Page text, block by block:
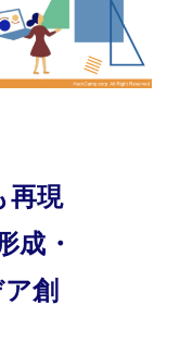
再現
成・
創